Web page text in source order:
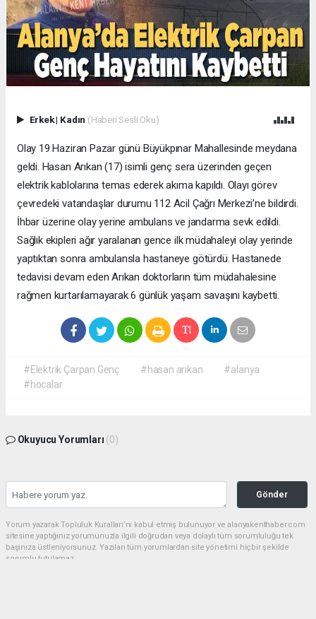
Erkek| Kadın (Haberi Sesli Oku)
Olay 19 Haziran Pazar günü Büyükpınar Mahallesinde meydana
geldi. Hasan Arıkan (17) isimli genç sera üzerinden geçen
elektrik kablolarına temas ederek akıma kapıldı. Olayı görev
çevredeki vatandaşlar durumu 112 Acil Çağrı Merkezi’ne bildirdi.
İhbar üzerine olay yerine ambulans ve jandarma sevk edildi.
Sağlık ekipleri ağır yaralanan gence ilk müdahaleyi olay yerinde
yaptıktan sonra ambulansla hastaneye götürdü. Hastanede
tedavisi devam eden Arıkan doktorların tüm müdahalesine
rağmen kurtarılamayarak 6 günlük yaşam savaşını kaybetti.
#Elektrik Çarpan Genç #hasan arıkan
#alanya
#hocalar
Okuyucu Yorumları (0)
Gönder
Yorum yazarak Topluluk Kuralları’nı kabul etmiş bulunuyor ve alanyakenthaber.com
sitesine yaptığınız yorumunuzla ilgili doğrudan veya dolaylı tüm sorumluluğu tek
başınıza üstleniyorsunuz. Yazılan tüm yorumlardan site yönetimi hiçbir şekilde
sorumlu tutulamaz.